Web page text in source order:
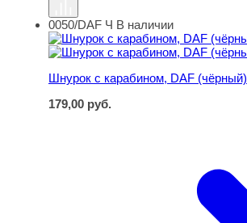
Шнурок с карабином, DAF (чёрный)
0050/DAF Ч В наличии
Шнурок с карабином, DAF (чёрный)
179,00 руб.